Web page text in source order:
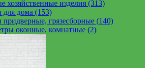
хозяйственные изделия (313)
для дома (153)
придверные, грязесборные (140)
оконные, комнатные (2)